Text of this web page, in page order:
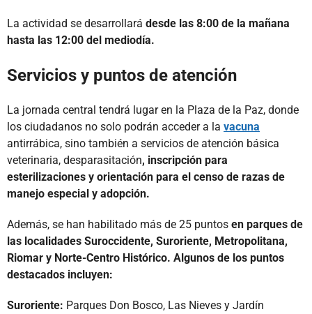
La actividad se desarrollará desde las 8:00 de la mañana
hasta las 12:00 del mediodía.
Servicios y puntos de atención
La jornada central tendrá lugar en la Plaza de la Paz, donde
los ciudadanos no solo podrán acceder a la vacuna
antirrábica, sino también a servicios de atención básica
veterinaria, desparasitación, inscripción para
esterilizaciones y orientación para el censo de razas de
manejo especial y adopción.
Además, se han habilitado más de 25 puntos en parques de
las localidades Suroccidente, Suroriente, Metropolitana,
Riomar y Norte-Centro Histórico. Algunos de los puntos
destacados incluyen:
Suroriente: Parques Don Bosco, Las Nieves y Jardín